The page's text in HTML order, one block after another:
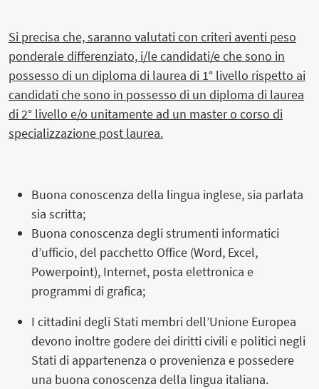
Si precisa che, saranno valutati con criteri aventi peso
ponderale differenziato, i/le candidati/e che sono in
possesso di un diploma di laurea di 1° livello rispetto ai
candidati che sono in possesso di un diploma di laurea
di 2° livello e/o unitamente ad un master o corso di
specializzazione post laurea.
Buona conoscenza della lingua inglese, sia parlata
sia scritta;
Buona conoscenza degli strumenti informatici
d’ufficio, del pacchetto Office (Word, Excel,
Powerpoint), Internet, posta elettronica e
programmi di grafica;
I cittadini degli Stati membri dell’Unione Europea
devono inoltre godere dei diritti civili e politici negli
Stati di appartenenza o provenienza e possedere
una buona conoscenza della lingua italiana.